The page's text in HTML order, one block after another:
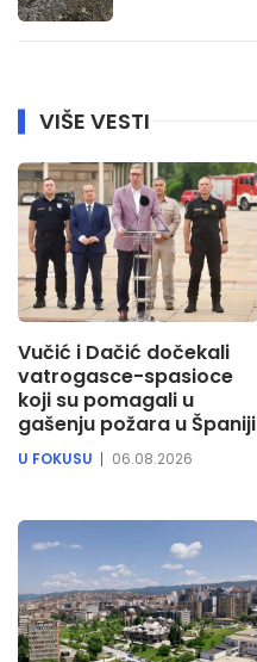
VIŠE VESTI
Vučić i Dačić dočekali
vatrogasce-spasioce
koji su pomagali u
gašenju požara u Španiji
U FOKUSU 06.08.2026